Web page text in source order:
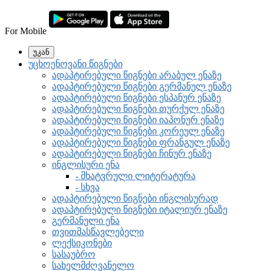
For Mobile
უკან
უცხოენოვანი წიგნები
ადაპტირებული წიგნები არაბულ ენაზე
ადაპტირებული წიგნები გერმანულ ენაზე
ადაპტირებული წიგნები ესპანურ ენაზე
ადაპტირებული წიგნები თურქულ ენაზე
ადაპტირებული წიგნები იაპონურ ენაზე
ადაპტირებული წიგნები კორეულ ენაზე
ადაპტირებული წიგნები ფრანგულ ენაზე
ადაპტირებული წიგნები ჩინურ ენაზე
ინგლისური ენა
- მხატვრული ლიტერატურა
- სხვა
ადაპტირებული წიგნები ინგლისურად
ადაპტირებული წიგნები იტალიურ ენაზე
გერმანული ენა
თვითმასწავლებელი
ლექსიკონები
სასაუბრო
სახელმძღვანელო